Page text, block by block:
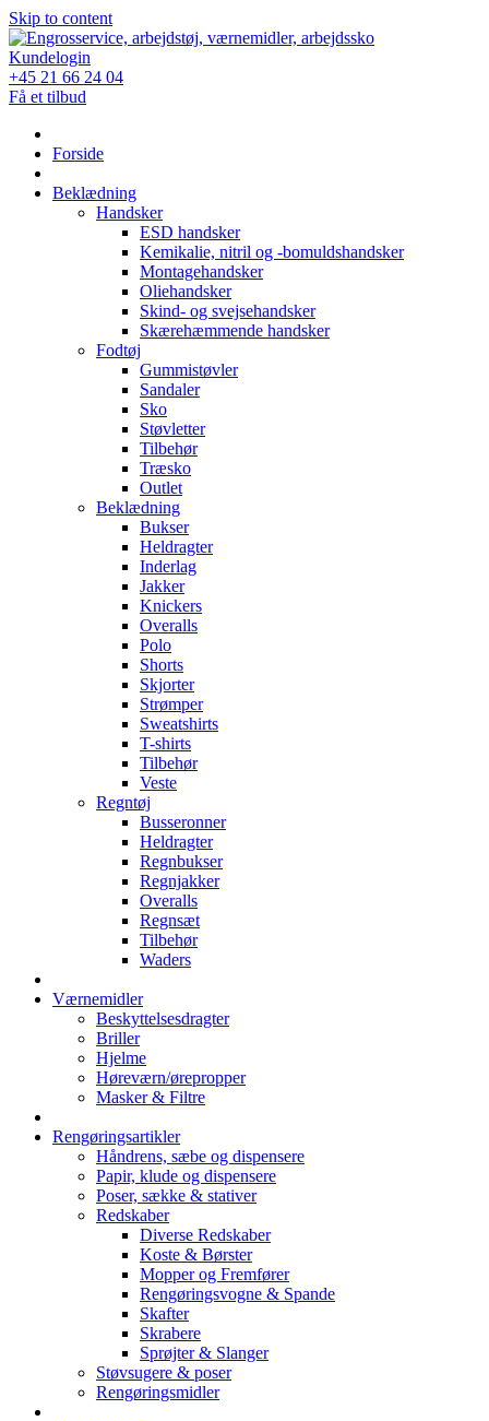
Skip to content
Kundelogin
+45 21 66 24 04
Få et tilbud
Forside
Beklædning
Handsker
ESD handsker
Kemikalie, nitril og -bomuldshandsker
Montagehandsker
Oliehandsker
Skind- og svejsehandsker
Skærehæmmende handsker
Fodtøj
Gummistøvler
Sandaler
Sko
Støvletter
Tilbehør
Træsko
Outlet
Beklædning
Bukser
Heldragter
Inderlag
Jakker
Knickers
Overalls
Polo
Shorts
Skjorter
Strømper
Sweatshirts
T-shirts
Tilbehør
Veste
Regntøj
Busseronner
Heldragter
Regnbukser
Regnjakker
Overalls
Regnsæt
Tilbehør
Waders
Værnemidler
Beskyttelsesdragter
Briller
Hjelme
Høreværn/ørepropper
Masker & Filtre
Rengøringsartikler
Håndrens, sæbe og dispensere
Papir, klude og dispensere
Poser, sække & stativer
Redskaber
Diverse Redskaber
Koste & Børster
Mopper og Fremfører
Rengøringsvogne & Spande
Skafter
Skrabere
Sprøjter & Slanger
Støvsugere & poser
Rengøringsmidler